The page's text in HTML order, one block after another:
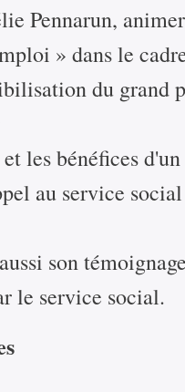
Pennarun,
» dans le
du grand
les bénéfices
au service
son
le service social.